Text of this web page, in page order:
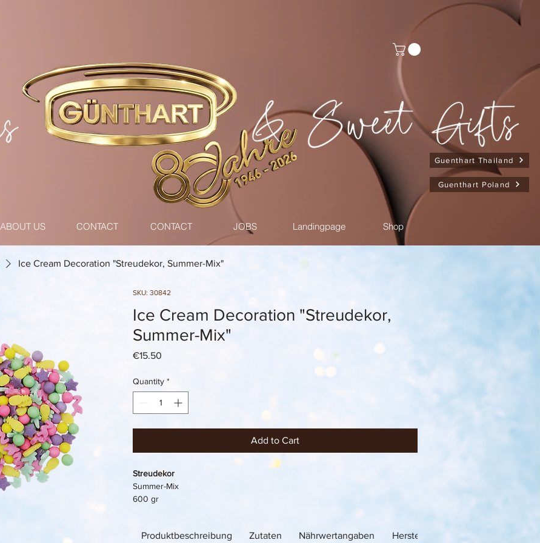
Guenthart Thailand
Guenthart Poland
ABOUT US CONTACT CONTACT JOBS Landingpage Shop
Ice Cream Decoration "Streudekor, Summer-Mix"
SKU: 30842
Ice Cream Decoration "Streudekor,
Summer-Mix"
€15.50
Quantity *
Add to Cart
Streudekor
Summer-Mix
600 gr
Produktbeschreibung Zutaten Nährwertangaben Herstellerinformation